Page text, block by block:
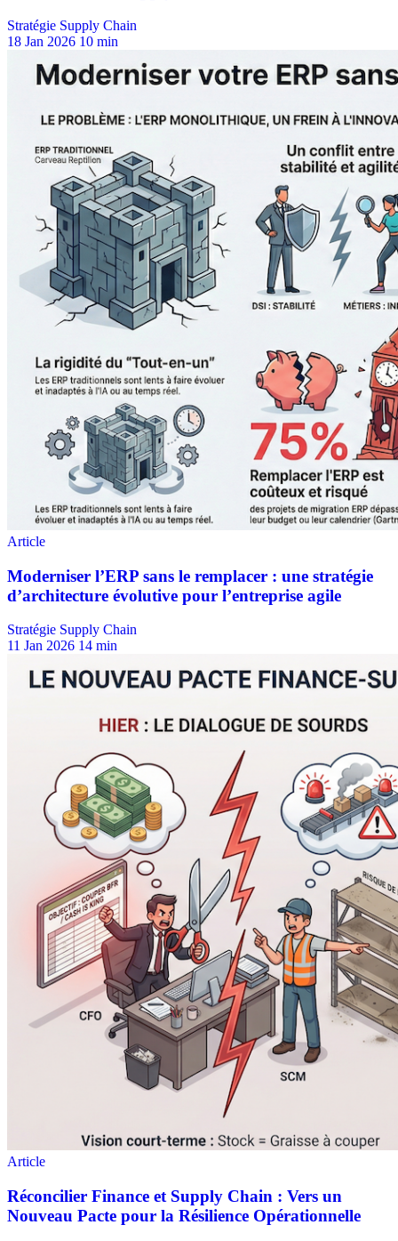
Stratégie Supply Chain
18 Jan 2026 10 min
Stratégie Supply Chain
11 Jan 2026 14 min